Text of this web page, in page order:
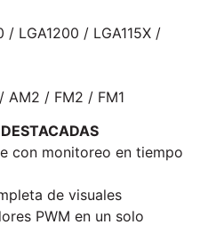
/ LGA1200 / LGA115X /
AM2 / FM2 / FM1
con monitoreo en tiempo
de visuales
PWM en un solo